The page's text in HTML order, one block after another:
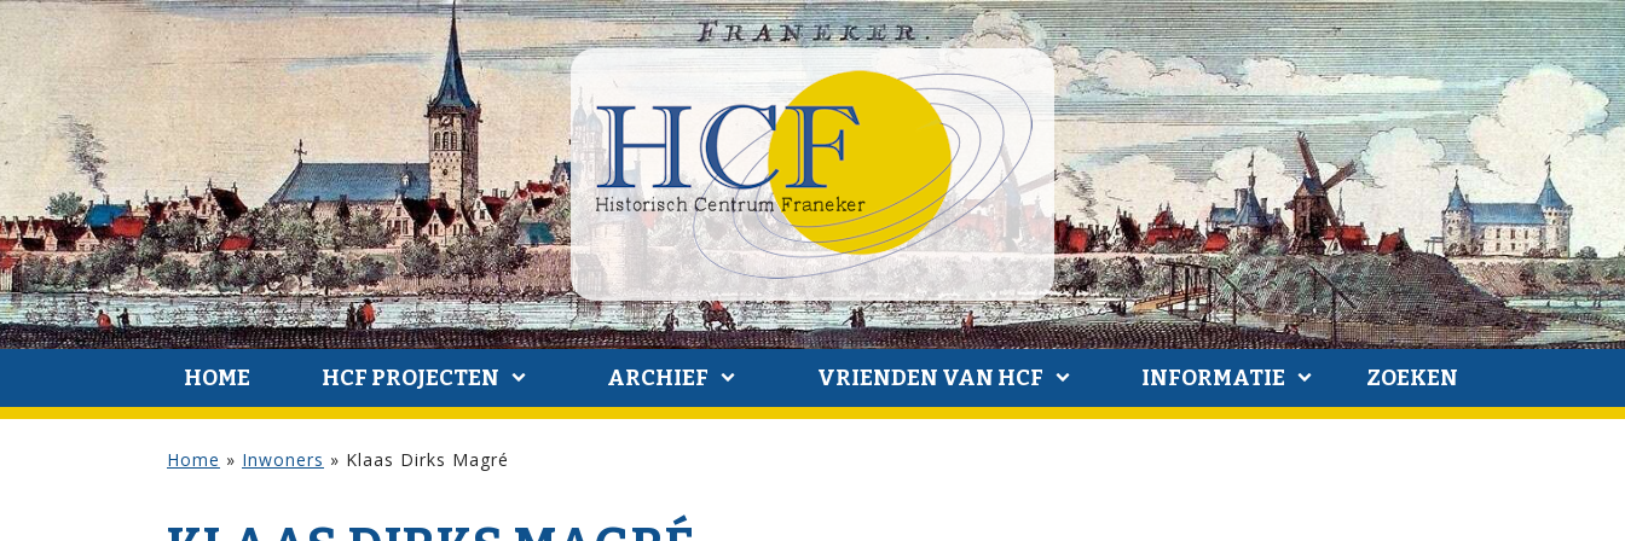
HOME HCF PROJECTEN ARCHIEF VRIENDEN VAN HCF INFORMATIE ZOEKEN
Home » Inwoners » Klaas Dirks Magré